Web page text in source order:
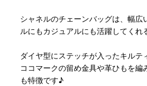
シャネルのチェーンバッグは、幅広
ルにもカジュアルにも活躍してくれ
ダイヤ型にステッチが入ったキルテ
ココマークの留め金具や革ひもを
も特徴です♪